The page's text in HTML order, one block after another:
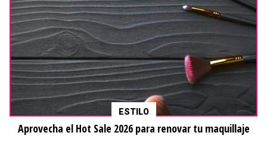
ESTILO
Aprovecha el Hot Sale 2026 para renovar tu maquillaje